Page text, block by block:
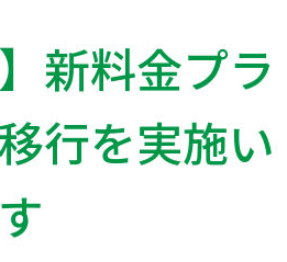
】新料金プラ
行を実施い